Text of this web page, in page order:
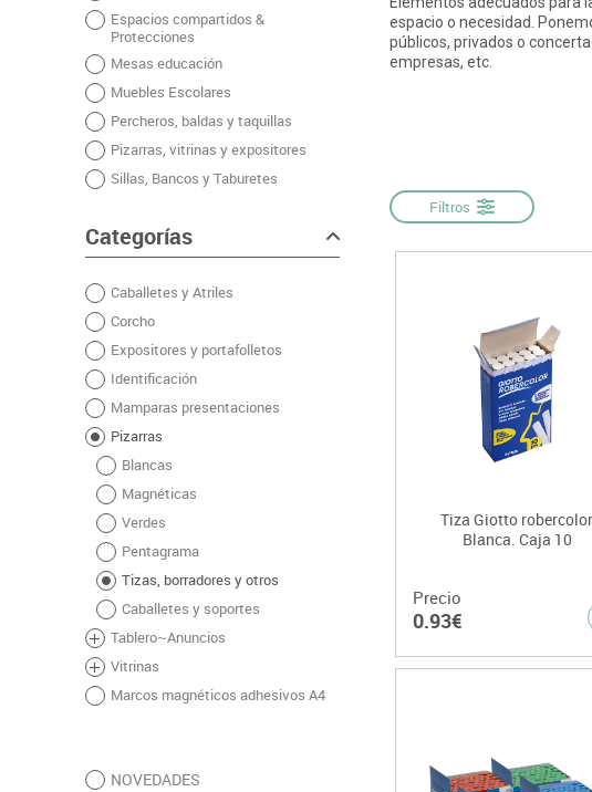
Informática
Material escolar
Plastifica, encuaderna, destruye
Papel y manipulados
Juegos heurísticos
Primeras edades
Psicomotricidad
Pizarras, vitrinas y expositores
Sillas, bancos y taburetes
Deportes
Espacios compartidos &
Protecciones
Mesas educación
Muebles Escolares
Percheros, baldas y taquillas
Pizarras, vitrinas y expositores
Sillas, Bancos y Taburetes
Categorías
Caballetes y Atriles
Corcho
Expositores y portafolletos
Identificación
Mamparas presentaciones
Pizarras
Blancas
Magnéticas
Verdes
Pentagrama
Tizas, borradores y otros
Caballetes y soportes
Tablero~Anuncios
Vitrinas
Marcos magnéticos adhesivos A4
NOVEDADES
espacio o necesidad.
públicos, privados o
empresas, etc.
Filtros
Tiza Giotto robercolor
Blanca. Caja 10
Precio
0.93€